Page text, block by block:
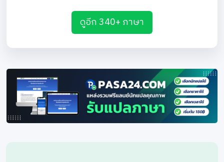
ดูอีก 340+ ภาษา